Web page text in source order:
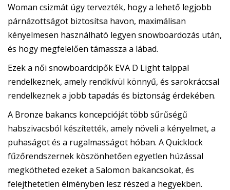
Woman csizmát úgy tervezték, hogy a lehető legjobb
párnázottságot biztosítsa havon, maximálisan
kényelmesen használható legyen snowboardozás után,
és hogy megfelelően támassza a lábad.
Ezek a női snowboardcipők EVA D Light talppal
rendelkeznek, amely rendkívül könnyű, és sarokráccsal
rendelkeznek a jobb tapadás és biztonság érdekében.
A Bronze bakancs koncepcióját több sűrűségű
habszivacsból készítették, amely növeli a kényelmet, a
puhaságot és a rugalmasságot hóban. A Quicklock
fűzőrendszernek köszönhetően egyetlen húzással
megkötheted ezeket a Salomon bakancsokat, és
felejthetetlen élményben lesz részed a hegyekben.